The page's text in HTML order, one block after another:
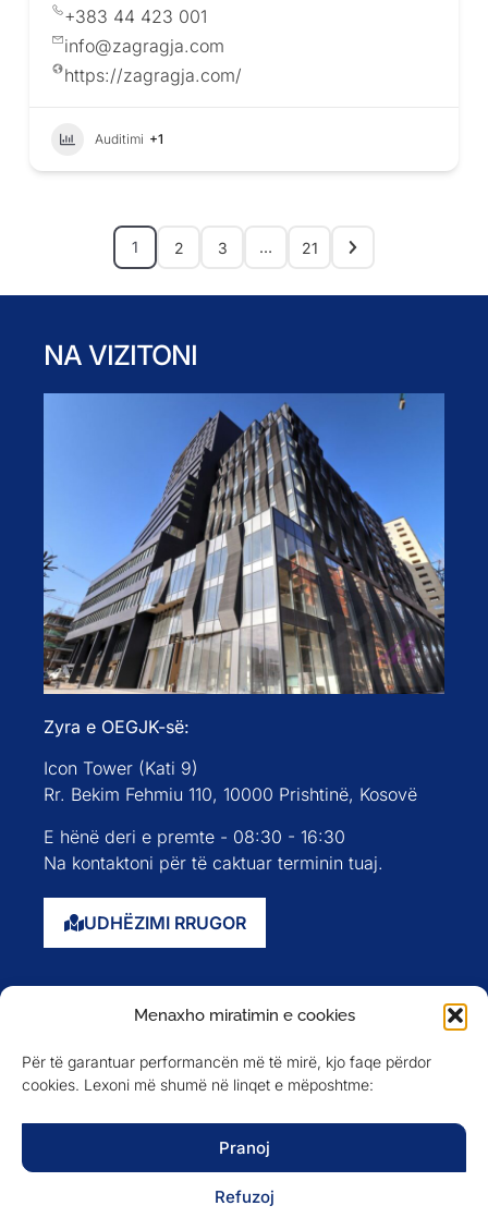
Menaxho miratimin e cookies
Për të garantuar performancën më të mirë, kjo faqe përdor
cookies. Lexoni më shumë në linqet e mëposhtme:
Pranoj
Refuzoj
+383 44 423 001
info@zagragja.com
https://zagragja.com/
Auditimi +1
1 2 3 … 21
NA VIZITONI
Zyra e OEGJK-së:
Icon Tower (Kati 9)
Rr. Bekim Fehmiu 110, 10000 Prishtinë, Kosovë
E hënë deri e premte - 08:30 - 16:30
Na kontaktoni për të caktuar terminin tuaj.
UDHËZIMI RRUGOR
Evente
Anëtarët
Newsletter